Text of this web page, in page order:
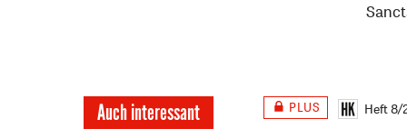
Auch interessant PLUS Heft 8/